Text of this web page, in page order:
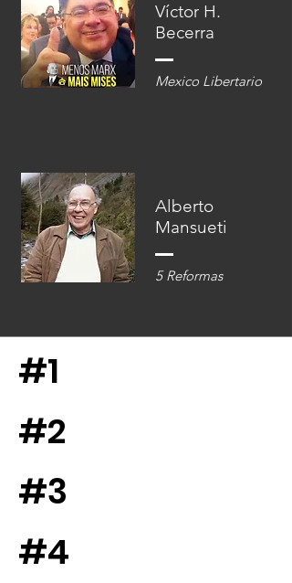
Víctor H.
Becerra
Mexico Libertario
Alberto
Mansueti
5 Reformas
#1
#2
#3
#4